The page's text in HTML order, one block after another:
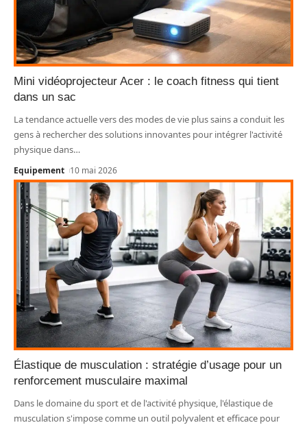
Mini vidéoprojecteur Acer : le coach fitness qui tient
dans un sac
La tendance actuelle vers des modes de vie plus sains a conduit les
gens à rechercher des solutions innovantes pour intégrer l'activité
physique dans…
Equipement 10 mai 2026
Élastique de musculation : stratégie d’usage pour un
renforcement musculaire maximal
Dans le domaine du sport et de l'activité physique, l'élastique de
musculation s'impose comme un outil polyvalent et efficace pour